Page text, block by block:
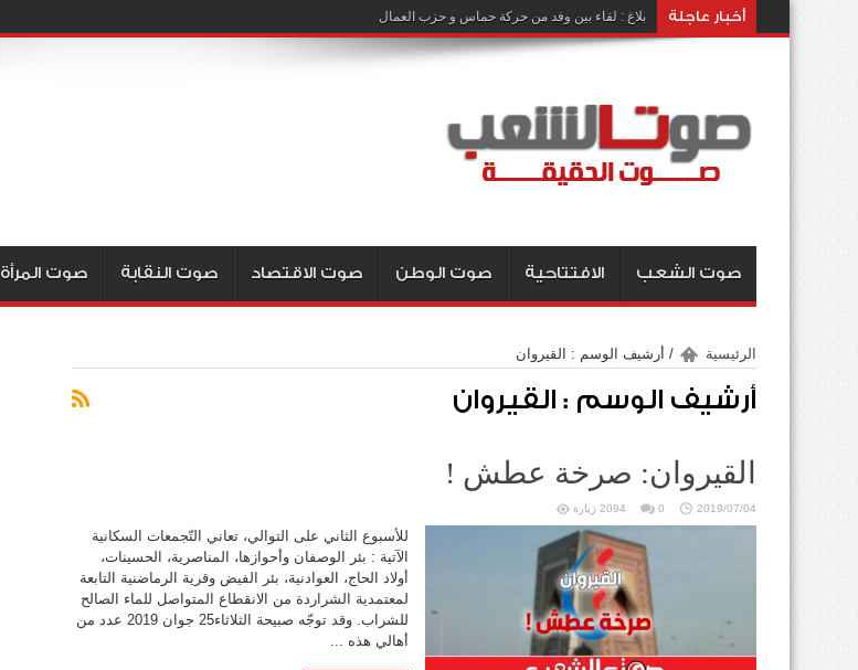
أخبار عاجلة بلاغ : لقاء بين وفد من حركة حماس و حزب العمال
صوت الشعب الافتتاحية صوت الوطن صوت الاقتصاد صوت النقابة صوت المرأة
الرئيسية / أرشيف الوسم : القيروان
أرشيف الوسم : القيروان
القيروان: صرخة عطش !
2019/07/04
0 2094 زيارة
للأسبوع الثاني على التوالي، تعاني التّجمعات السكانية
الآتية : بئر الوصفان وأحوازها، المناصرية، الحسينات،
أولاد الحاج، العوادنية، بئر الفيض وقرية الرماضنية التابعة
لمعتمدية الشراردة من الانقطاع المتواصل للماء الصالح
للشراب. وقد توجّه صبيحة الثلاثاء25 جوان 2019 عدد من
أهالي هذه ...